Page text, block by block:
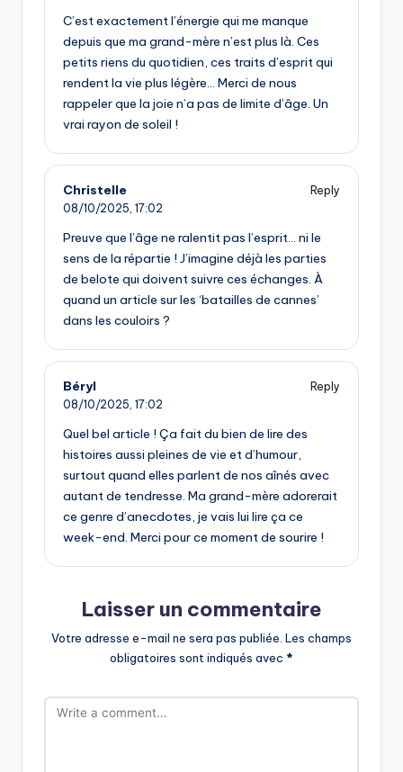
C’est exactement l’énergie qui me manque
depuis que ma grand-mère n’est plus là. Ces
petits riens du quotidien, ces traits d’esprit qui
rendent la vie plus légère… Merci de nous
rappeler que la joie n’a pas de limite d’âge. Un
vrai rayon de soleil !
Christelle
Reply
08/10/2025, 17:02
Preuve que l’âge ne ralentit pas l’esprit… ni le
sens de la répartie ! J’imagine déjà les parties
de belote qui doivent suivre ces échanges. À
quand un article sur les ‘batailles de cannes’
dans les couloirs ?
Béryl
Reply
08/10/2025, 17:02
Quel bel article ! Ça fait du bien de lire des
histoires aussi pleines de vie et d’humour,
surtout quand elles parlent de nos aînés avec
autant de tendresse. Ma grand-mère adorerait
ce genre d’anecdotes, je vais lui lire ça ce
week-end. Merci pour ce moment de sourire !
Laisser un commentaire
Votre adresse e-mail ne sera pas publiée. Les champs
obligatoires sont indiqués avec *